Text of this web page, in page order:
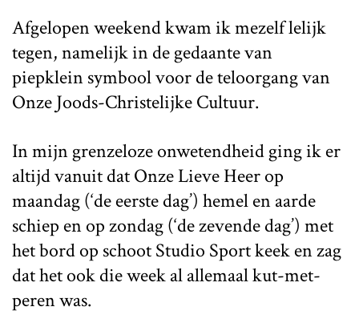
Afgelopen weekend kwam ik mezelf lelijk
tegen, namelijk in de gedaante van
piepklein symbool voor de teloorgang van
Onze Joods-Christelijke Cultuur.
In mijn grenzeloze onwetendheid ging ik er
altijd vanuit dat Onze Lieve Heer op
maandag (‘de eerste dag’) hemel en aarde
schiep en op zondag (‘de zevende dag’) met
het bord op schoot Studio Sport keek en zag
dat het ook die week al allemaal kut-met-
peren was.